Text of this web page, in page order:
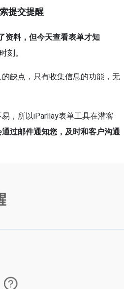
提交提醒
资料，但今天查看表单才知
刻。
缺点，只有收集信息的功能，无
，所以iParllay表单工具在潜客
通过邮件通知您，及时和客户沟通